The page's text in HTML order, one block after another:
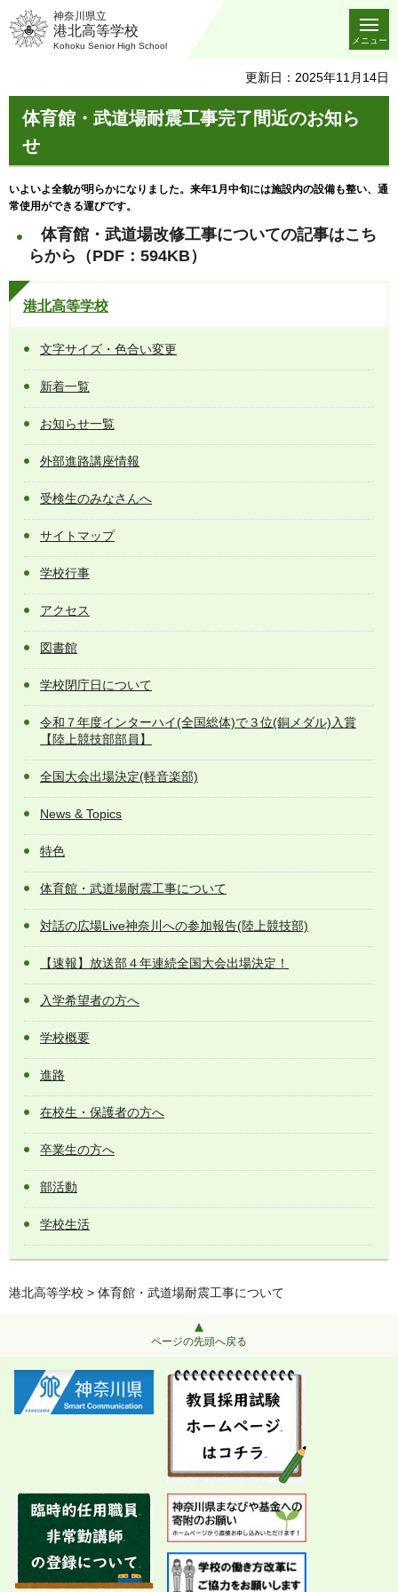
神奈川県立
港北高等学校
Kohoku Senior High School
メニュー
更新日：2025年11月14日
体育館・武道場耐震工事完了間近のお知ら
せ
いよいよ全貌が明らかになりました。来年1月中旬には施設内の設備も整い、通
常使用ができる運びです。
体育館・武道場改修工事についての記事はこち
らから（PDF：594KB）
港北高等学校
文字サイズ・色合い変更
新着一覧
お知らせ一覧
外部進路講座情報
受検生のみなさんへ
サイトマップ
学校行事
アクセス
図書館
学校閉庁日について
令和７年度インターハイ(全国総体)で３位(銅メダル)入賞
【陸上競技部部員】
全国大会出場決定(軽音楽部)
News & Topics
特色
体育館・武道場耐震工事について
対話の広場Live神奈川への参加報告(陸上競技部)
【速報】放送部４年連続全国大会出場決定！
入学希望者の方へ
学校概要
進路
在校生・保護者の方へ
卒業生の方へ
部活動
学校生活
港北高等学校 > 体育館・武道場耐震工事について
ページの先頭へ戻る